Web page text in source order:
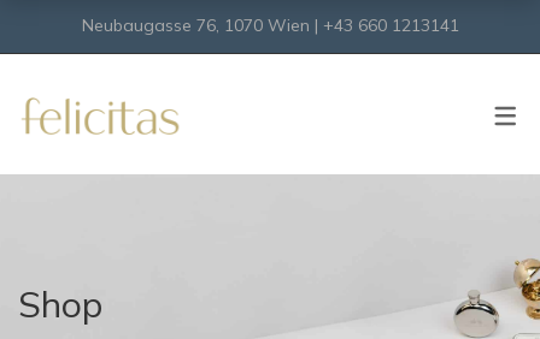
Neubaugasse 76, 1070 Wien | +43 660 1213141
Shop